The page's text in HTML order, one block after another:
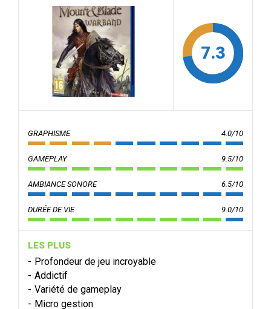
7.3
GRAPHISME 4.0/10
GAMEPLAY 9.5/10
AMBIANCE SONORE 6.5/10
DURÉE DE VIE 9.0/10
LES PLUS
Profondeur de jeu incroyable
Addictif
Variété de gameplay
Micro gestion